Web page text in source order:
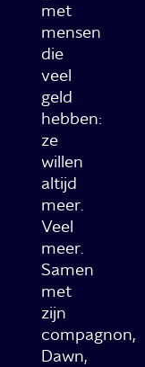
met
mensen
die
veel
geld
hebben:
ze
willen
altijd
meer.
Veel
meer.
Samen
met
zijn
compagnon,
Dawn,